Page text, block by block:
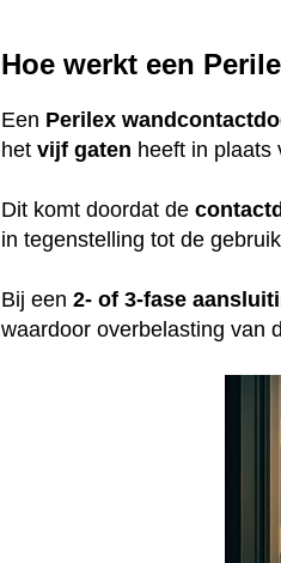
Hoe werkt een
Een Perilex
het vijf gaten heeft in
Dit komt doordat de
in tegenstelling tot de
Bij een2- of 3-fase
waardoor overbelasting van